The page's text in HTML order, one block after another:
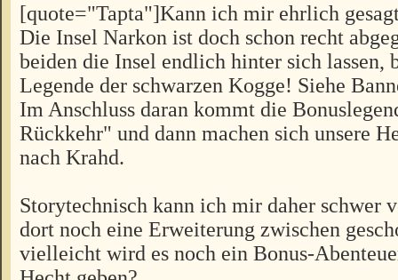
[quote="Tapta"]Kann ich mir ehrlich
Die Insel Narkon ist doch schon recht
beiden die Insel endlich hinter sich lassen,
Legende der schwarzen Kogge! Siehe
Im Anschluss daran kommt die
Rückkehr" und dann machen sich unsere
nach Krahd.
Storytechnisch kann ich mir daher schwer
dort noch eine Erweiterung zwischen
vielleicht wird es noch ein Bonus-